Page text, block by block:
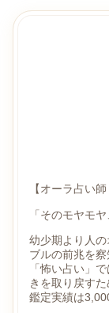
【オーラ占い
「そのモヤモ
幼少期より人
ブルの前兆を
「怖い占い」
きを取り戻す
鑑定実績は